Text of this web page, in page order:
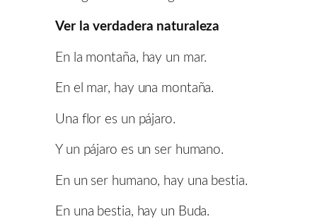
Ver la verdadera naturaleza
En la montaña, hay un mar.
En el mar, hay una montaña.
Una flor es un pájaro.
Y un pájaro es un ser humano.
En un ser humano, hay una bestia.
En una bestia, hay un Buda.